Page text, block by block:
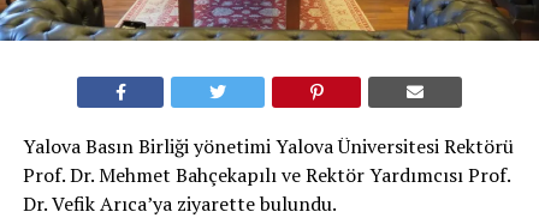
Yalova Basın Birliği yönetimi Yalova Üniversitesi Rektörü
Prof. Dr. Mehmet Bahçekapılı ve Rektör Yardımcısı Prof.
Dr. Vefik Arıca’ya ziyarette bulundu.